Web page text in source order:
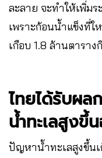
ละลาย จะทำให้เพิ่ม
เพราะก้อนน้ำแข็งที่
เกือบ 1.8 ล้านตารา
ไทยได้รับผล
น้ำทะเลสูงขึ้
ปัญหาน้ำทะเลสูงขึ้นเ